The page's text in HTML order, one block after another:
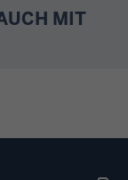
MIT